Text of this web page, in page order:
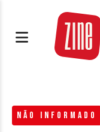
NÃO INFORMADO